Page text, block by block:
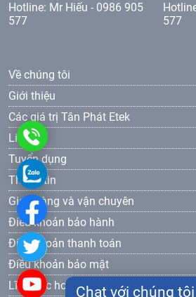
Hotline: Mr Hiếu - 0986 905
577
577
Về chúng tôi
Giới thiệu
Các giá trị Tân Phát Etek
Liên hệ
Tuyển dụng
Thông tin
Giao hàng và vận chuyên
Điều khoản bảo hành
Điều khoản thanh toán
Điều khoản bảo mật
Lĩnh vực hoạt động
905
577
0986
905
577
Chat với chúng tôi